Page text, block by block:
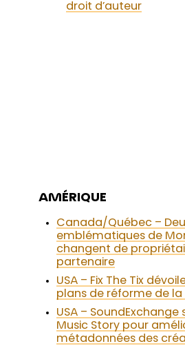
droit d’auteur
AMÉRIQUE
Canada/Québec –
emblématiques de
changent de
partenaire
USA – Fix The Tix
plans de réforme de
USA – SoundExchange
Music Story pour
métadonnées des